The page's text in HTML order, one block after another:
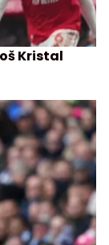
Kristal